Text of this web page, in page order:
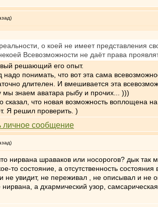
о коей не имеет
Всевозможности не даёт права
решающий его опыт.
понимать, что вот эта сама
длителен. И вмешивается эта
знаем аватара рыбу и прочих... )))
что новая возможность воплощена
Я решил проверить. )
нирвана шраваков или носорогов? дык
то состояние, а отсутственность
и не увидит, не переживал , не описывал и
а дхармический узор,